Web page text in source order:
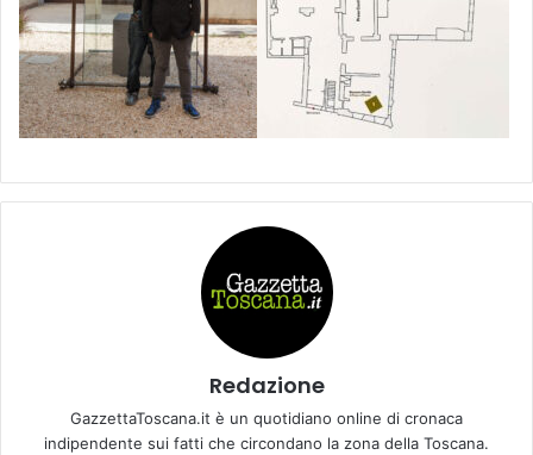
Redazione
GazzettaToscana.it è un quotidiano online di cronaca
indipendente sui fatti che circondano la zona della Toscana.